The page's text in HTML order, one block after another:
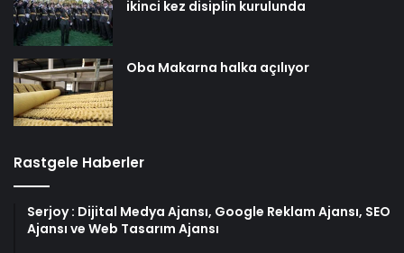
ikinci kez disiplin kurulunda
Oba Makarna halka açılıyor
Rastgele Haberler
Serjoy : Dijital Medya Ajansı, Google Reklam Ajansı, SEO
Ajansı ve Web Tasarım Ajansı